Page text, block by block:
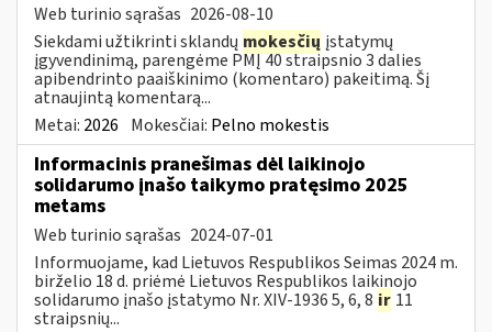
Web turinio sąrašas 2026-08-10
Siekdami užtikrinti sklandų mokesčių įstatymų
įgyvendinimą, parengėme PMĮ 40 straipsnio 3 dalies
apibendrinto paaiškinimo (komentaro) pakeitimą. Šį
atnaujintą komentarą...
Metai: 2026 Mokesčiai: Pelno mokestis
Informacinis pranešimas dėl laikinojo
solidarumo įnašo taikymo pratęsimo 2025
metams
Web turinio sąrašas 2024-07-01
Informuojame, kad Lietuvos Respublikos Seimas 2024 m.
birželio 18 d. priėmė Lietuvos Respublikos laikinojo
solidarumo įnašo įstatymo Nr. XIV-1936 5, 6, 8 ir 11
straipsnių...